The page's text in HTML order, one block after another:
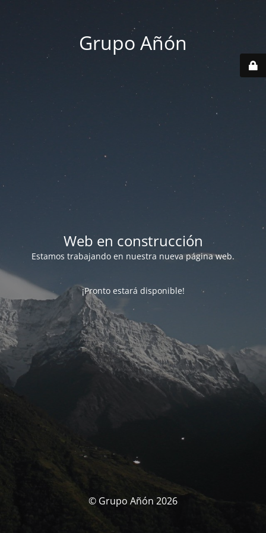
Grupo Añón
Web en construcción
Estamos trabajando en nuestra nueva página web.
¡Pronto estará disponible!
© Grupo Añón 2026